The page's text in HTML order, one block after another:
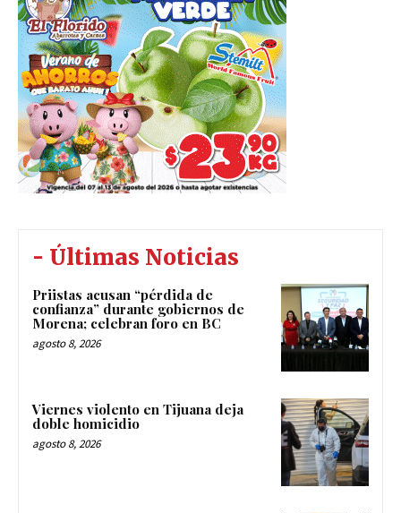
- Últimas Noticias
Priistas acusan “pérdida de
confianza” durante gobiernos de
Morena; celebran foro en BC
agosto 8, 2026
Viernes violento en Tijuana deja
doble homicidio
agosto 8, 2026